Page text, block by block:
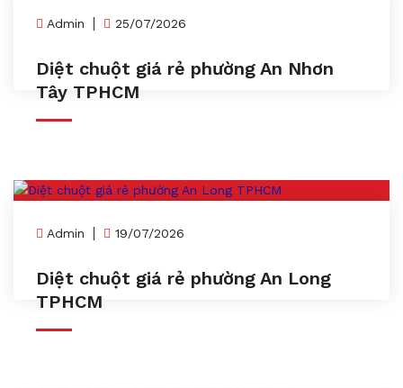
Admin 25/07/2026
Diệt chuột giá rẻ phường An Nhơn
Tây TPHCM
Admin 19/07/2026
Diệt chuột giá rẻ phường An Long
TPHCM